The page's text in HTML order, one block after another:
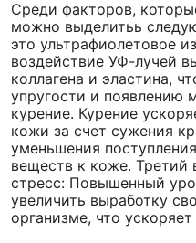
Среди факторов,
можно выделитьь
это ультрафиолетовое
воздействие УФ-лучей
коллагена и эластина,
упругости и появлению
курение. Курение
кожи за счет сужения
уменьшения
веществ к коже.
стресс: Повышенный
увеличить выработку
организме, что